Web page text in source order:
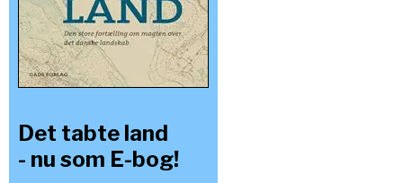
Det tabte land
- nu som E-bog!